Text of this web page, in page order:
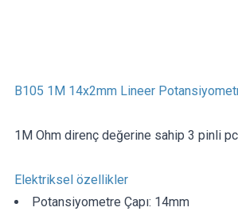
B105 1M 14x2mm Lineer
1M Ohm direnç değerine sahip 3 pinli
Elektriksel özellikler
Potansiyometre Çapı: 14mm